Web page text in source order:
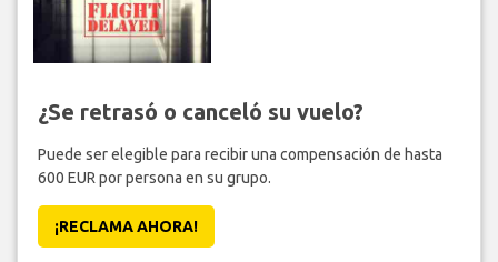
¿Se retrasó o canceló su vuelo?
Puede ser elegible para recibir una compensación de hasta
600 EUR por persona en su grupo.
¡RECLAMA AHORA!